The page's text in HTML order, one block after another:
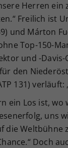
Herren ein
Freilich ist
und Márton
Top-150-
und -
den
131)
ein Los ist,
uns
die
Doch